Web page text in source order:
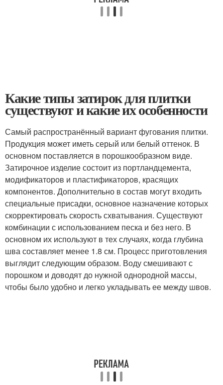
Какие типы затирок для плитки
существуют и какие их особенности
Самый распространённый вариант фугования плитки.
Продукция может иметь серый или белый оттенок. В
основном поставляется в порошкообразном виде.
Затирочное изделие состоит из портландцемента,
модификаторов и пластификаторов, красящих
компонентов. Дополнительно в состав могут входить
специальные присадки, основное назначение которых
скорректировать скорость схватывания. Существуют
комбинации с использованием песка и без него. В
основном их используют в тех случаях, когда глубина
шва составляет менее 1.8 см. Процесс приготовления
выглядит следующим образом. Воду смешивают с
порошком и доводят до нужной однородной массы,
чтобы было удобно и легко укладывать ее между швов.